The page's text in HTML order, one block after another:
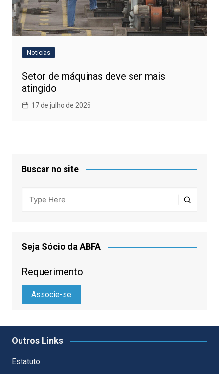
Notícias
Setor de máquinas deve ser mais
atingido
17 de julho de 2026
Buscar no site
Seja Sócio da ABFA
Requerimento
Associe-se
Outros Links
Estatuto